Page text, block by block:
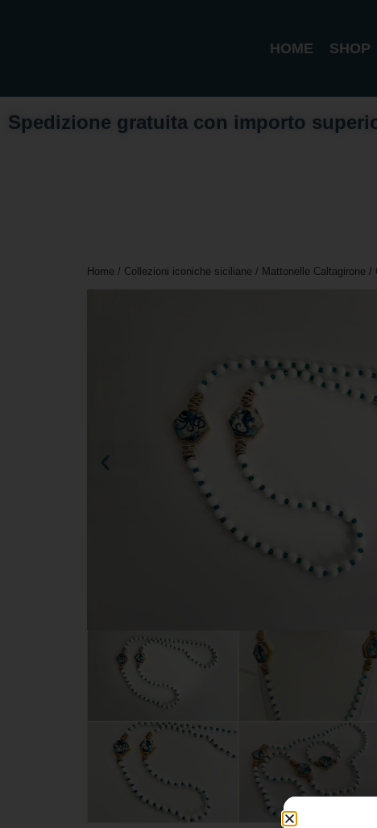
HOME SHOP
Spedizione gratuita con importo
Home / Collezioni iconiche siciliane / Mattonelle Caltagirone /